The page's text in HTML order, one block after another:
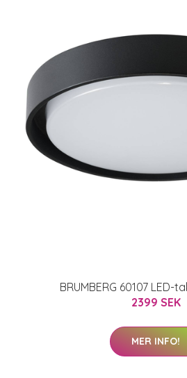
BRUMBERG 60107 LED-
2399 SEK
MER INFO!